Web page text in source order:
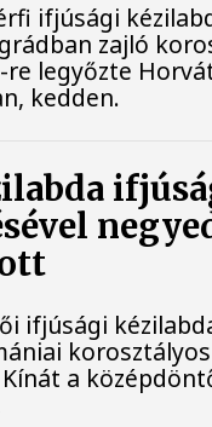
ifjúsági
zajló
re legyőzte
kedden.
ifjúsági
a